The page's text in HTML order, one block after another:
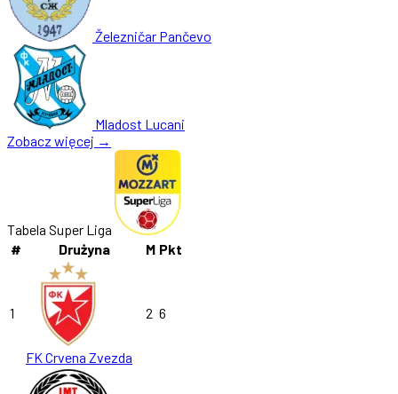
Železničar Pančevo
Mladost Lucani
Zobacz więcej →
Tabela Super Liga
#
Drużyna M Pkt
1
FK Crvena Zvezda
2 6